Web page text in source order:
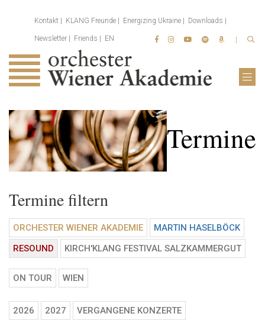
Kontakt KLANG Freunde Energizing Ukraine Downloads
Newsletter Friends EN
Termine
Termine filtern
ORCHESTER WIENER AKADEMIE
MARTIN HASELBÖCK
RESOUND
KIRCH'KLANG FESTIVAL SALZKAMMERGUT
ON TOUR WIEN
2026 2027
VERGANGENE KONZERTE